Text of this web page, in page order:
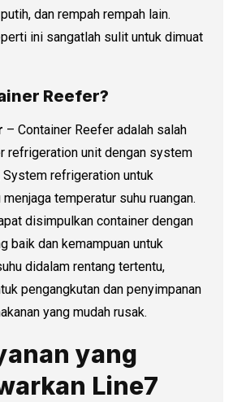
dan rempah rempah lain.
ini sangatlah sulit untuk dimuat
Reefer?
– Container Reefer adalah salah
refrigeration unit dengan system
refrigeration untuk
temperatur suhu ruangan.
disimpulkan container dengan
baik dan kemampuan untuk
didalam rentang tertentu,
pengangkutan dan penyimpanan
yang mudah rusak.
yang
Line7